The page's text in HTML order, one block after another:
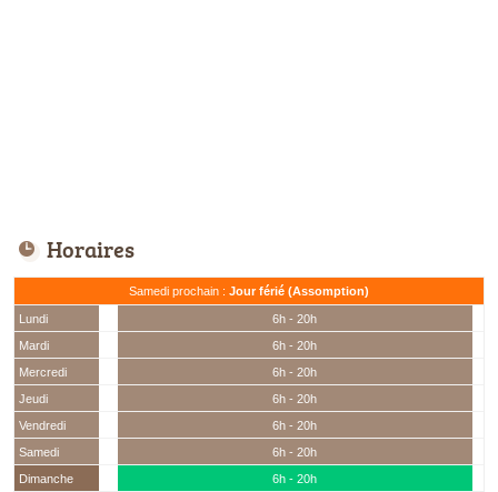
Horaires
Samedi prochain : Jour férié (Assomption)
Lundi
6h - 20h
Mardi
6h - 20h
Mercredi
6h - 20h
Jeudi
6h - 20h
Vendredi
6h - 20h
Samedi
6h - 20h
Dimanche
6h - 20h